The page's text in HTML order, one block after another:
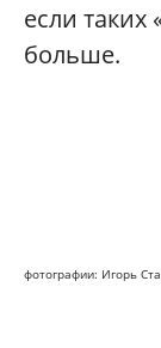
если таких
больше.
фотографии: Игорь